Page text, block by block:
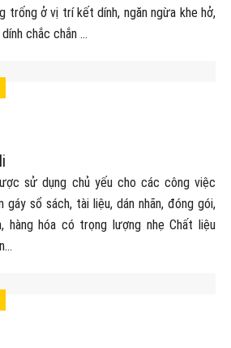
trống ở vị trí kết dính, ngăn ngừa khe hở,
chắc chắn ...
sử dụng chủ yếu cho các công việc
gáy sổ sách, tài liệu, dán nhãn, đóng gói,
hàng hóa có trọng lượng nhẹ Chất liệu